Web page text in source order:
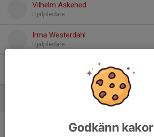
Vilhelm Askehed
Hjälpledare
Irma Westerdahl
Hjälpledare
Alexander SteenbergGodkänn kakor